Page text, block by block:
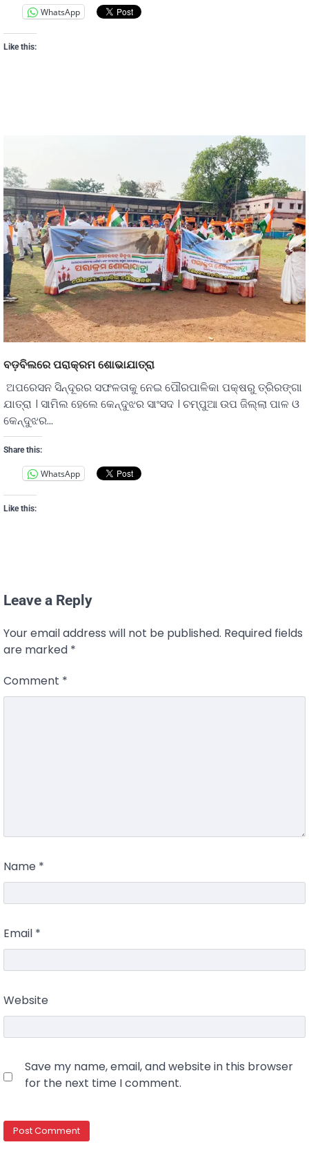
WhatsApp
Like this:
ବଡ଼ବିଲରେ ପରାକ୍ରମ ଶୋଭାଯାତ୍ରା
ଅପରେସନ ସିନ୍ଦୂରର ସଫଳତାକୁ ନେଇ ପୌରପାଳିକା ପକ୍ଷରୁ ତ୍ରିରଙ୍ଗା
ଯାତ୍ରା । ସାମିଲ ହେଲେ କେନ୍ଦୁଝର ସାଂସଦ । ଚମ୍ପୁଆ ଉପ ଜିଲ୍ଲା ପାଳ ଓ
କେନ୍ଦୁଝର…
Share this:
WhatsApp
Like this:
Leave a Reply
Your email address will not be published. Required fields
are marked *
Comment *
Name *
Email *
Website
Save my name, email, and website in this browser
for the next time I comment.